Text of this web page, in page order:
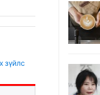
зүйлс